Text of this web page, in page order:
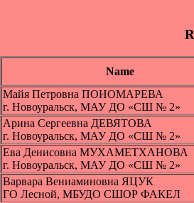
Name
Майя Петровна ПОНОМАРЕВА
г. Новоуральск, МАУ ДО «СШ № 2»
Арина Сергеевна ДЕВЯТОВА
г. Новоуральск, МАУ ДО «СШ № 2»
Ева Денисовна МУХАМЕТХАНОВА
г. Новоуральск, МАУ ДО «СШ № 2»
Варвара Вениаминовна ЯЦУК
ГО Лесной, МБУДО СШОР ФАКЕЛ